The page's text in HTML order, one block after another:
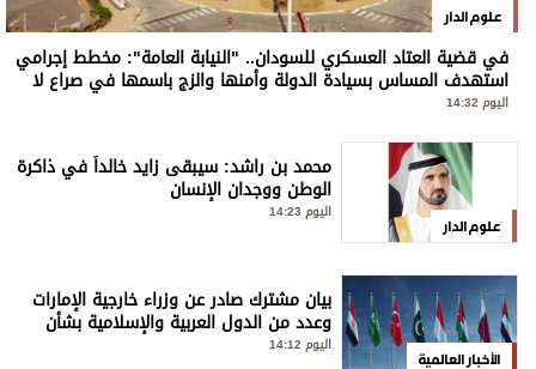
علوم الدار
في قضية العتاد العسكري للسودان.. "النيابة العامة": مخطط إجرامي
استهدف المساس بسيادة الدولة وأمنها والزج باسمها في صراع لا
صلة لها به
اليوم 14:32
علوم الدار
محمد بن راشد: سيبقى زايد خالداً في ذاكرة
الوطن ووجدان الإنسان
اليوم 14:23
الأخبار العالمية
بيان مشترك صادر عن وزراء خارجية الإمارات
وعدد من الدول العربية والإسلامية بشأن
الانتهاكات الإسرائيلية المتواصلة في قطاع
اليوم 14:12